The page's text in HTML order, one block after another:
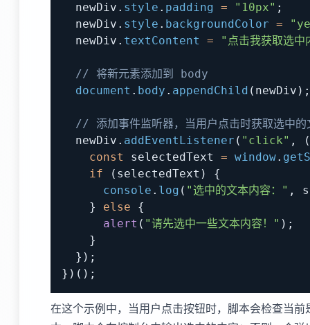
  newDiv
. style . padding = "10px" ;
  newDiv
. style . backgroundColor =
  newDiv
. textContent = "点击我获取选中
// 将新元素添加到 body
document . body . appendChild ( newDiv ) ;
// 添加事件监听器，当用户点击时获取选中的
  newDiv
. addEventListener ( "click" ,
(
const
selectedText = window.
if
( selectedText )
{
console . log ( "选中的文本内容：" ,
}
else
{
alert ( "请先选中一些文本内容！" ) ;
}
} ) ;
} ) ( ) ;
在这个示例中，当用户点击按钮时，脚本会检查当